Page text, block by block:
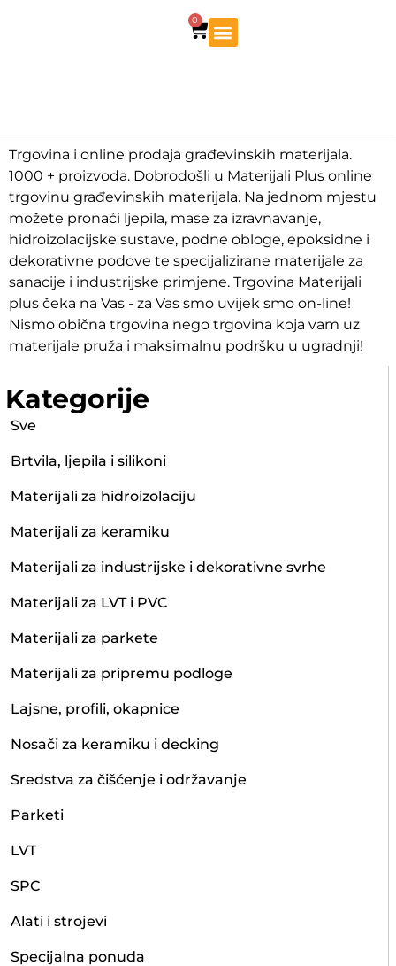
0
Trgovina i online prodaja građevinskih materijala.
1000 + proizvoda. Dobrodošli u Materijali Plus online
trgovinu građevinskih materijala. Na jednom mjestu
možete pronaći ljepila, mase za izravnavanje,
hidroizolacijske sustave, podne obloge, epoksidne i
dekorativne podove te specijalizirane materijale za
sanacije i industrijske primjene. Trgovina Materijali
plus čeka na Vas - za Vas smo uvijek smo on-line!
Nismo obična trgovina nego trgovina koja vam uz
materijale pruža i maksimalnu podršku u ugradnji!
Kategorije
Sve
Brtvila, ljepila i silikoni
Materijali za hidroizolaciju
Materijali za keramiku
Materijali za industrijske i dekorativne svrhe
Materijali za LVT i PVC
Materijali za parkete
Materijali za pripremu podloge
Lajsne, profili, okapnice
Nosači za keramiku i decking
Sredstva za čišćenje i održavanje
Parketi
LVT
SPC
Alati i strojevi
Specijalna ponuda